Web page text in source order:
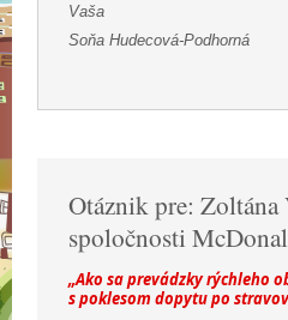
Vaša
Soňa Hudecová-Podhorná
Otáznik pre:
spoločnosti
„Ako sa prevádzky rýchleho
s poklesom dopytu po